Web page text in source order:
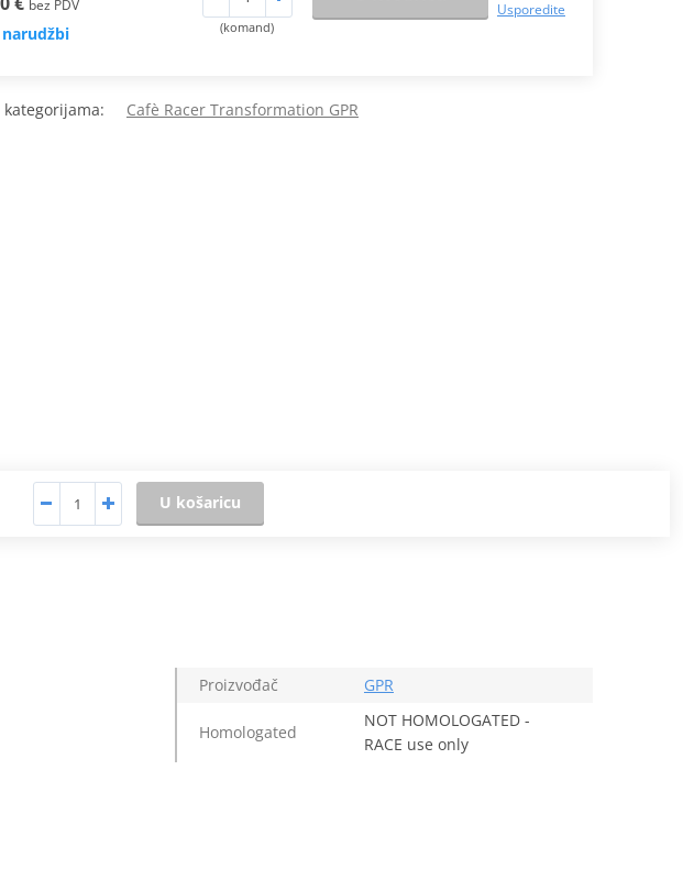
bez PDV
narudžbi (komand)
Usporedite
kategorijama: Cafè Racer Transformation GPR
U košaricu
Proizvođač GPR
Homologated
NOT HOMOLOGATED -
RACE use only